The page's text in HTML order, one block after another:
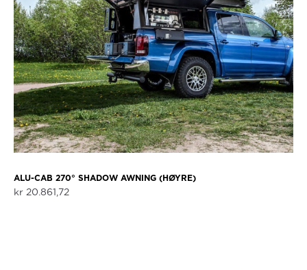
ALU-CAB 270° SHADOW AWNING (HØYRE)
kr20.861,72